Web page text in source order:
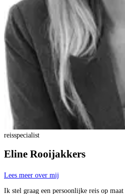
reisspecialist
Eline Rooijakkers
Lees meer over mij
Ik stel graag een persoonlijke reis op maat